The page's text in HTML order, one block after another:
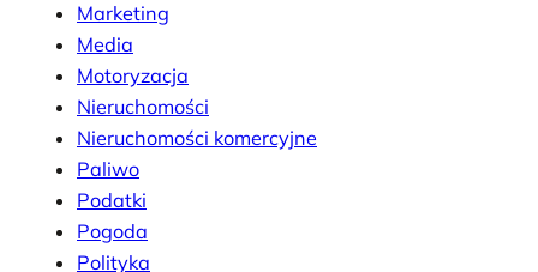
Marketing
Media
Motoryzacja
Nieruchomości
Nieruchomości komercyjne
Paliwo
Podatki
Pogoda
Polityka